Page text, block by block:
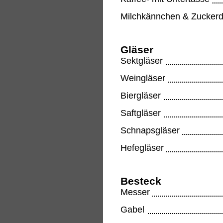
Milchkännchen &
Gläser
Sektgläser
Weingläser
Biergläser
Saftgläser
Schnapsgläser
Hefegläser
Besteck
Messer
Gabel